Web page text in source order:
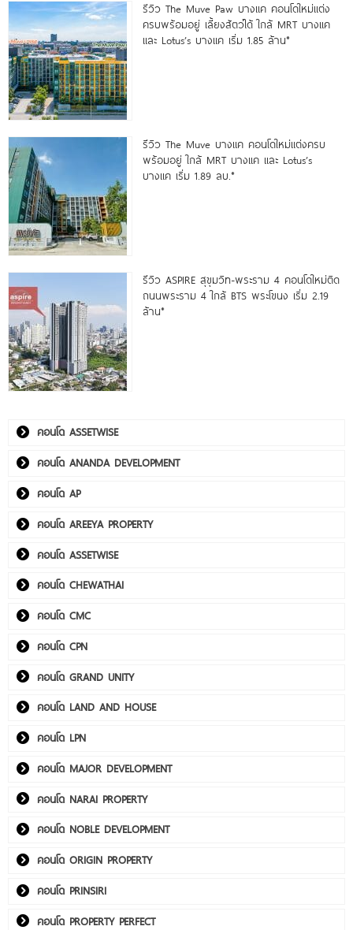
รีวิว The Muve Paw บางแค คอนโดใหม่แต่ง
ครบพร้อมอยู่ เลี้ยงสัตว์ได้ ใกล้ MRT บางแค
และ Lotus’s บางแค เริ่ม 1.85 ล้าน*
รีวิว The Muve บางแค คอนโดใหม่แต่งครบ
พร้อมอยู่ ใกล้ MRT บางแค และ Lotus’s
บางแค เริ่ม 1.89 ลบ.*
รีวิว ASPIRE สุขุมวิท-พระราม 4 คอนโดใหม่ติด
ถนนพระราม 4 ใกล้ BTS พระโขนง เริ่ม 2.19
ล้าน*
คอนโด ASSETWISE
คอนโด ANANDA DEVELOPMENT
คอนโด AP
คอนโด AREEYA PROPERTY
คอนโด ASSETWISE
คอนโด CHEWATHAI
คอนโด CMC
คอนโด CPN
คอนโด GRAND UNITY
คอนโด LAND AND HOUSE
คอนโด LPN
คอนโด MAJOR DEVELOPMENT
คอนโด NARAI PROPERTY
คอนโด NOBLE DEVELOPMENT
คอนโด ORIGIN PROPERTY
คอนโด PRINSIRI
คอนโด PROPERTY PERFECT